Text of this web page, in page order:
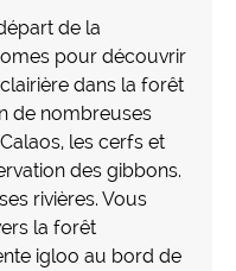
de la
pour découvrir
dans la forêt
de nombreuses
les cerfs et
des gibbons.
rivières. Vous
la forêt
igloo au bord de